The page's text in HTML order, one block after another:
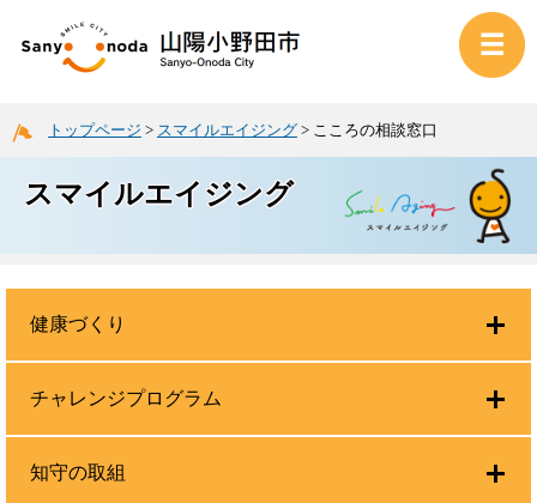
トップページ > スマイルエイジング > こころの相談窓口
スマイルエイジング
健康づくり
チャレンジプログラム
知守の取組